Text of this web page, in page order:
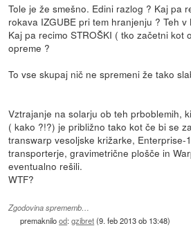
Tole je že smešno. Edini razlog ? Kaj pa
rokava IZGUBE pri tem hranjenju ? Teh
Kaj pa recimo STROŠKI ( tko začetni kot
opreme ?
To vse skupaj nič ne spremeni že tako
Vztrajanje na solarju ob teh prboblemih,
( kako ?!?) je približno tako kot če bi se
transwarp vesoljske križarke, Enterprise-
transporterje, gravimetrične plošče in
eventualno rešili.
WTF?
Zgodovina sprememb…
premaknilood:gzibret(9. feb 2013 ob 13:48)